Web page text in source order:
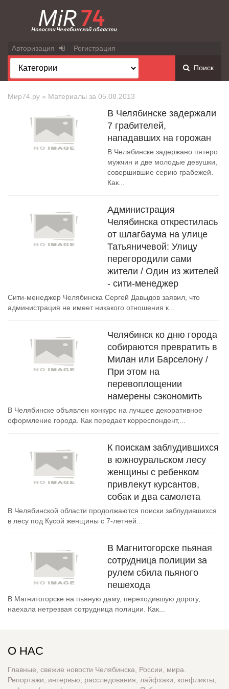
Авторизация Регистрация
Поиск
Мир74.ру » Материалы за 05.08.2013
В Челябинске задержали
7 грабителей,
нападавших на горожан
В Челябинске задержано пятеро
мужчин и две молодые девушки,
совершившие серию грабежей.
Как...
Администрация
Челябинска открестилась
от шлагбаума на улице
Татьяничевой: Улицу
перегородили сами
жители / Один из жителей
- сити-менеджер
Сити-менеджер Челябинска Сергей Давыдов заявил, что
администрация не имеет никакого отношения к...
Челябинск ко дню города
собираются превратить в
Милан или Барселону /
При этом на
перевоплощении
намерены сэкономить
В Челябинске объявлен конкурс на лучшее декоративное
оформление города. Как передает корреспондент,...
К поискам заблудившихся
в южноуральском лесу
женщины с ребенком
привлекут курсантов,
собак и два самолета
В Челябинской области продолжаются поиски заблудившихся
в лесу под Кусой женщины с 7-летней...
В Магнитогорске пьяная
сотрудница полиции за
рулем сбила пьяного
пешехода
В Магнитогорске на пьяную даму, переходившую дорогу,
наехала нетрезвая сотрудница полиции. Как...
О НАС
Главные, свежие новости Челябинска, России, мира.
Репортажи, интервью, расследования, лайфхаки, конфликты,